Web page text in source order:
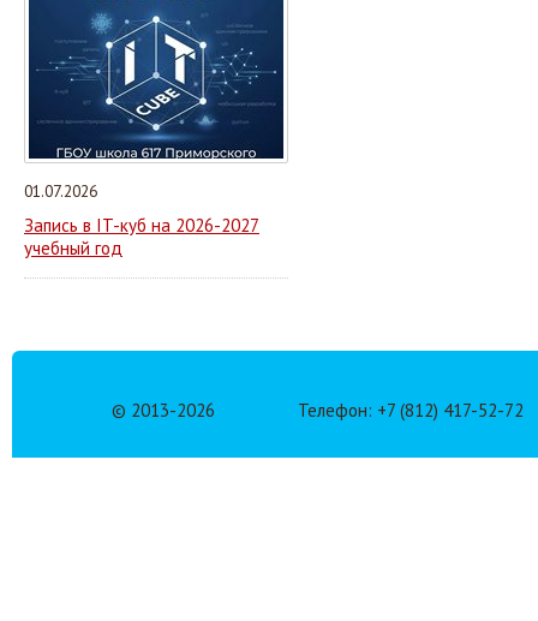
01.07.2026
Запись в IT-куб на 2026-2027
учебный год
© 2013-2026 Телефон: +7 (812) 417-52-72